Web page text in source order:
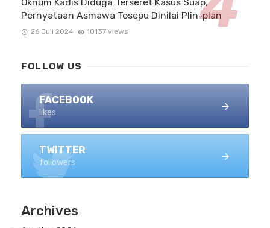
Pernyataan Asmawa Tosepu Dinilai Plin-plan
26 Juli 2024 10137 views
FOLLOW US
FACEBOOK
likes
TWITTER
followers
Archives